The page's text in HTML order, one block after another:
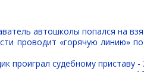
автошколы попался на
проводит «горячую линию»
проиграл судебному приставу -